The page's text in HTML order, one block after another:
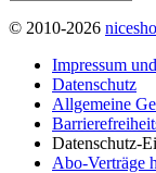
© 2010-2026
Impressum
Datenschutz
Allgemeine
Datenschutz-
Abo-Verträge